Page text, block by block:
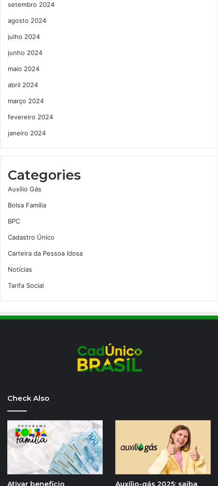
setembro 2024
agosto 2024
julho 2024
junho 2024
maio 2024
abril 2024
março 2024
fevereiro 2024
janeiro 2024
Categories
Auxílio Gás
Bolsa Família
BPC
Cadastro Único
Carteira da Pessoa Idosa
Notícias
Tarifa Social
Check Also
Ativar benefício Auxílio-gás 2025: saiba